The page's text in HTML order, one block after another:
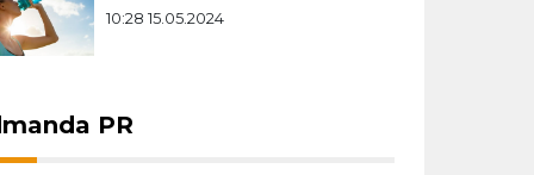
10:28 15.05.2024
PR